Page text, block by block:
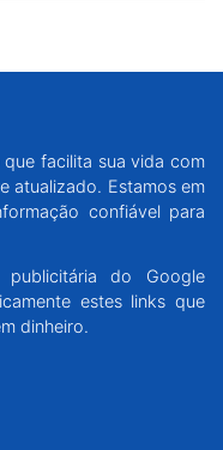
facilita sua vida com
atualizado. Estamos em
confiável para
do Google
estes links que
dinheiro.